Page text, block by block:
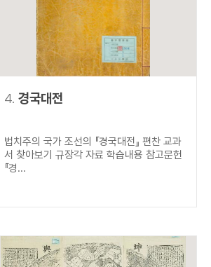
4. 경국대전
법치주의 국가 조선의 『경국대전』 편찬 교과
서 찾아보기 규장각 자료 학습내용 참고문헌
『경...